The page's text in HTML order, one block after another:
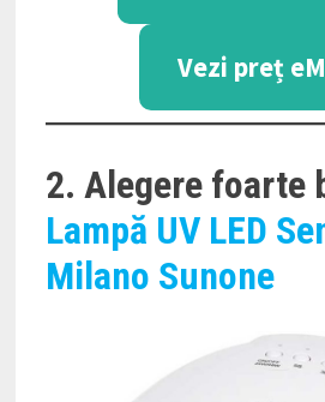
Vezi preț
2. Alegere foarte
Lampă UV LED
Milano Sunone